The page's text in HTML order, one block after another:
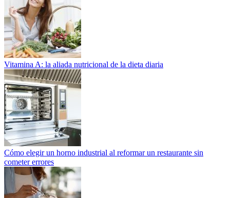
Vitamina A: la aliada nutricional de la dieta diaria
Cómo elegir un horno industrial al reformar un restaurante sin
cometer errores